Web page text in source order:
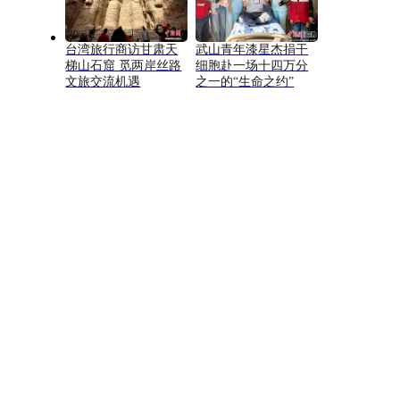
台湾旅行商访甘肃天
梯山石窟 觅两岸丝路
文旅交流机遇
武山青年漆星杰捐干
细胞赴一场十四万分
之一的“生命之约”